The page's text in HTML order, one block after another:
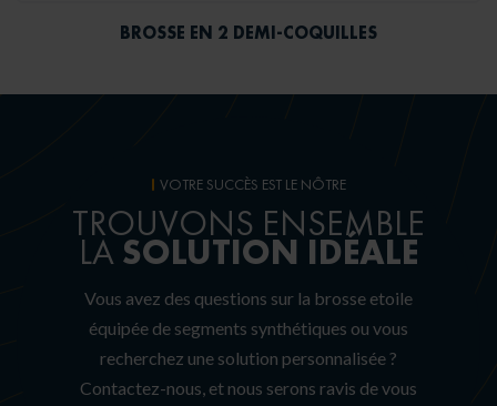
BROSSE EN 2 DEMI-COQUILLES
VOTRE SUCCÈS EST LE NÔTRE
TROUVONS ENSEMBLE
LA SOLUTION IDÉALE
Vous avez des questions sur la brosse etoile
équipée de segments synthétiques ou vous
recherchez une solution personnalisée ?
Contactez-nous, et nous serons ravis de vous